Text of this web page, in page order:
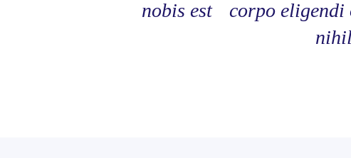
nobis est corpo eligendi